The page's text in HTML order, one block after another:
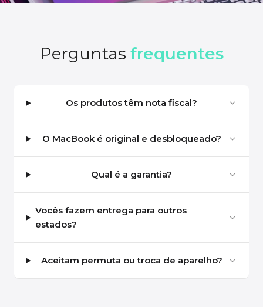
Perguntas frequentes
Os produtos têm nota fiscal?
O MacBook é original e desbloqueado?
Qual é a garantia?
Vocês fazem entrega para outros
estados?
Aceitam permuta ou troca de aparelho?